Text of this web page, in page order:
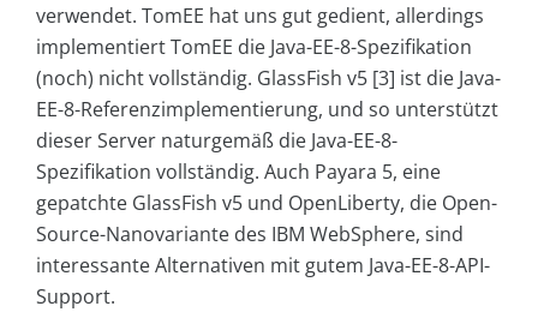
verwendet. TomEE hat uns gut gedient, allerdings
implementiert TomEE die Java-EE-8-Spezifikation
(noch) nicht vollständig. GlassFish v5 [3] ist die Java-
EE-8-Referenzimplementierung, und so unterstützt
dieser Server naturgemäß die Java-EE-8-
Spezifikation vollständig. Auch Payara 5, eine
gepatchte GlassFish v5 und OpenLiberty, die Open-
Source-Nanovariante des IBM WebSphere, sind
interessante Alternativen mit gutem Java-EE-8-API-
Support.